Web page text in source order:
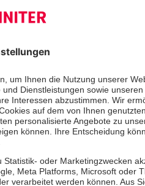
Wetter
Gerne
geben
zur
unseren
Rufen Sie
und
Wir freuen